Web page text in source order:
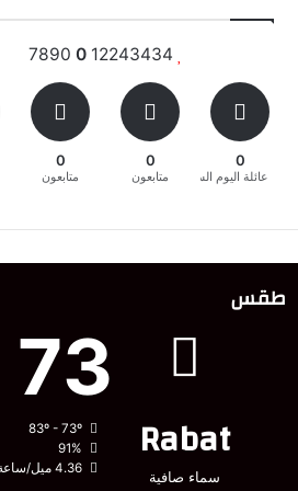
12243434
0
0
عائلة اليوم السابع المغربية
0
متابعون
0
متابعون
طقس
Rabat
سماء صافية
73
91%
4.36 ميل/ساعة